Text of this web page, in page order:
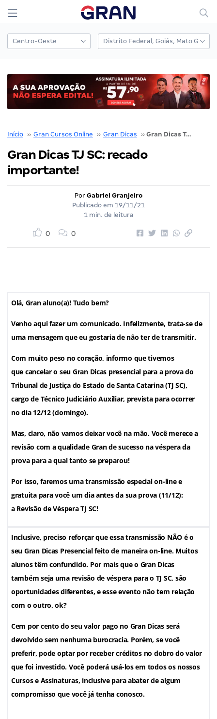
Início ›› Gran Cursos Online ›› Gran Dicas ›› Gran Dicas TJ SC: recado importante!
Gran Dicas TJ SC: recado
importante!
Por Gabriel Granjeiro
Publicado em 19/11/21
1 min. de leitura
0 0
Olá, Gran aluno(a)! Tudo bem?
Venho aqui fazer um comunicado. Infelizmente, trata-se de
uma mensagem que eu gostaria de não ter de transmitir.
Com muito peso no coração, informo que tivemos
que cancelar o seu Gran Dicas presencial para a prova do
Tribunal de Justiça do Estado de Santa Catarina (TJ SC),
cargo de Técnico Judiciário Auxiliar, prevista para ocorrer
no dia 12/12 (domingo).
Mas, claro, não vamos deixar você na mão. Você merece a
revisão com a qualidade Gran de sucesso na véspera da
prova para a qual tanto se preparou!
Por isso, faremos uma transmissão especial on-line e
gratuita para você um dia antes da sua prova (11/12):
a Revisão de Véspera TJ SC!
Inclusive, preciso reforçar que essa transmissão NÃO é o
seu Gran Dicas Presencial feito de maneira on-line. Muitos
alunos têm confundido. Por mais que o Gran Dicas
também seja uma revisão de véspera para o TJ SC, são
oportunidades diferentes, e esse evento não tem relação
com o outro, ok?
Cem por cento do seu valor pago no Gran Dicas será
devolvido sem nenhuma burocracia. Porém, se você
preferir, pode optar por receber créditos no dobro do valor
que foi investido. Você poderá usá-los em todos os nossos
Cursos e Assinaturas, inclusive para abater de algum
compromisso que você já tenha conosco.